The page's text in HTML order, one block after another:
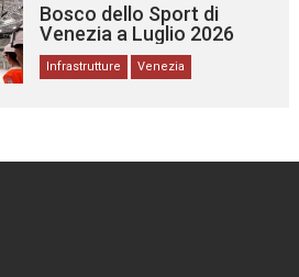
Bosco dello Sport di
Venezia a Luglio 2026
Infrastrutture Venezia